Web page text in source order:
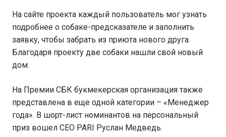
На сайте проекта каждый пользователь мог узнать
подробнее о собаке-предсказателе и заполнить
заявку, чтобы забрать из приюта нового друга.
Благодаря проекту две собаки нашли свой новый
дом.
На Премии СБК букмекерская организация также
представлена в еще одной категории – «Менеджер
года». В шорт-лист номинантов на персональный
приз вошел CEO PARI Руслан Медведь.